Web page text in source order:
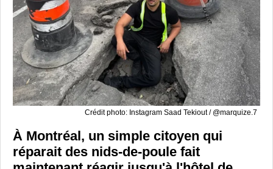
Crédit photo: Instagram Saad Tekiout / @marquize.7
À Montréal, un simple citoyen qui
réparait des nids-de-poule fait